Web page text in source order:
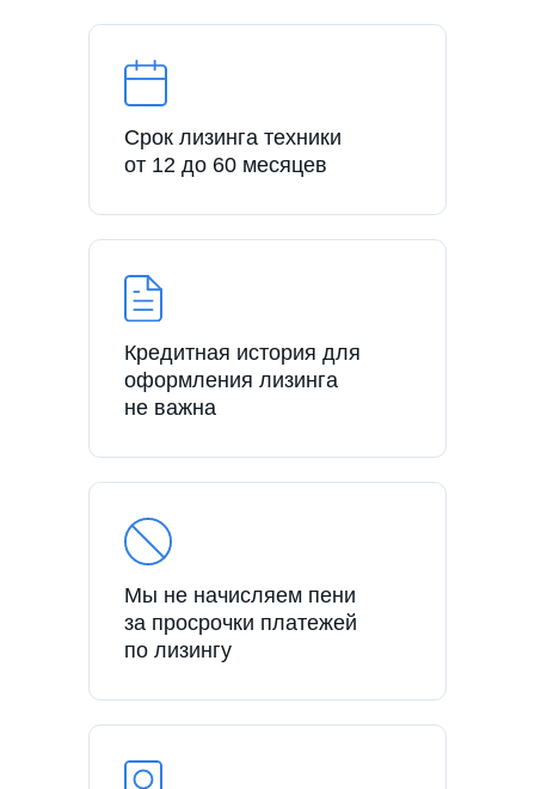
Срок лизинга техники
от 12 до 60 месяцев
Кредитная история для
оформления лизинга
не важна
Мы не начисляем пени
за просрочки платежей
по лизингу